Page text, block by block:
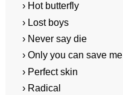
› Hot butterfly
› Lost boys
› Never say die
› Only you can save me
› Perfect skin
› Radical